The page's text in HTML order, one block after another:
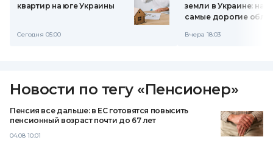
квартир на юге Украины
Сегодня 05:00
земли в Украине:
самые дорогие
Вчера 18:03
Новости по тегу«Пенсионер»
04.08 10:01
Пенсия все дальше: в ЕС готовятся повысить
пенсионный возраст почти до 67 лет